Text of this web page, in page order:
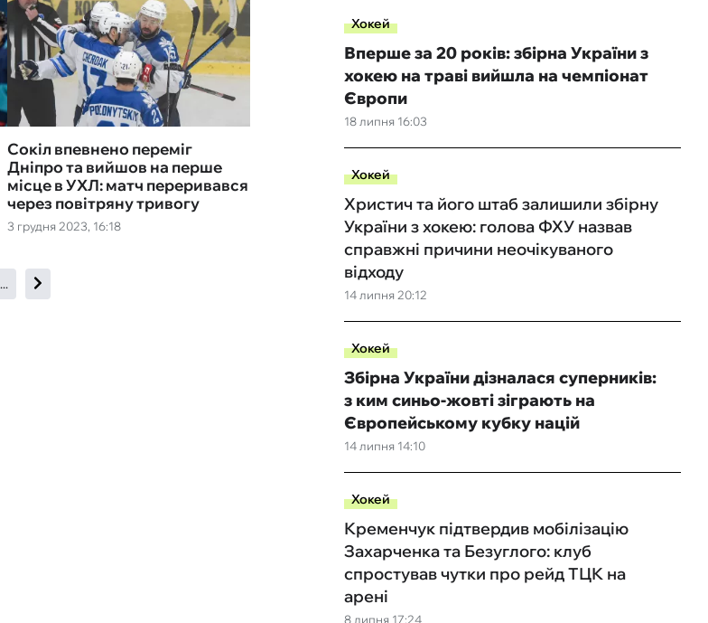
3 грудня 2023, 16:18
Сокіл впевнено переміг
Дніпро та вийшов на перше
місце в УХЛ: матч переривався
через повітряну тривогу
...
Хокей
18 липня 16:03
Вперше за 20 років: збірна України з
хокею на траві вийшла на чемпіонат
Європи
Хокей
14 липня 20:12
Христич та його штаб залишили збірну
України з хокею: голова ФХУ назвав
справжні причини неочікуваного
відходу
Хокей
14 липня 14:10
Збірна України дізналася суперників:
з ким синьо-жовті зіграють на
Європейському кубку націй
Хокей
8 липня 17:24
Кременчук підтвердив мобілізацію
Захарченка та Безуглого: клуб
спростував чутки про рейд ТЦК на
арені